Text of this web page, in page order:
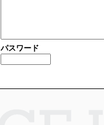
パスワード